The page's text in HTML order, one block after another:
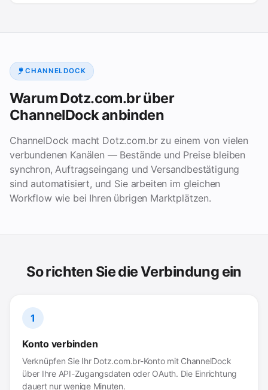
CHANNELDOCK
Warum Dotz.com.br über
ChannelDock anbinden
ChannelDock macht Dotz.com.br zu einem von vielen
verbundenen Kanälen — Bestände und Preise bleiben
synchron, Auftragseingang und Versandbestätigung
sind automatisiert, und Sie arbeiten im gleichen
Workflow wie bei Ihren übrigen Marktplätzen.
So richten Sie die Verbindung ein
1
Konto verbinden
Verknüpfen Sie Ihr Dotz.com.br-Konto mit ChannelDock
über Ihre API-Zugangsdaten oder OAuth. Die Einrichtung
dauert nur wenige Minuten.